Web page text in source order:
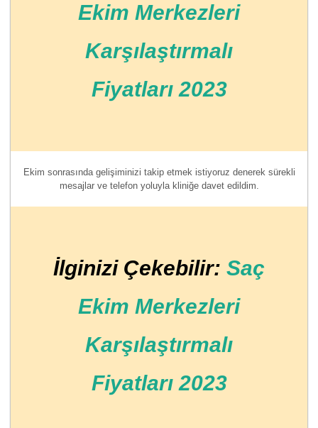
Ekim Merkezleri
Karşılaştırmalı
Fiyatları 2023
Ekim sonrasında gelişiminizi takip etmek istiyoruz denerek sürekli
mesajlar ve telefon yoluyla kliniğe davet edildim.
İlginizi Çekebilir: Saç
Ekim Merkezleri
Karşılaştırmalı
Fiyatları 2023